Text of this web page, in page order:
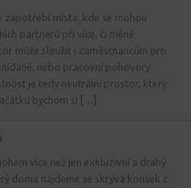
zapotřebí místa, kde se mohou
partnerů při více, či méně
může sloužit i zaměstnancům pro
nebo pracovní pohovory.
je tedy neutrální prostor, který
bychom si […]
více než jen exkluzivní a drahý
doma najdeme se skrývá kousek z